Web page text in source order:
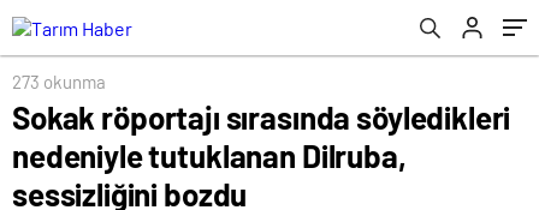
273 okunma
Sokak röportajı sırasında söyledikleri
nedeniyle tutuklanan Dilruba,
sessizliğini bozdu